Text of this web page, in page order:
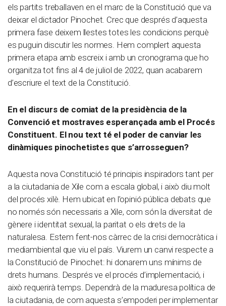
els partits treballaven en el marc de la Constitució que va
deixar el dictador Pinochet. Crec que després d’aquesta
primera fase deixem llestes totes les condicions perquè
es puguin discutir les normes. Hem complert aquesta
primera etapa amb escreix i amb un cronograma que ho
organitza tot fins al 4 de juliol de 2022, quan acabarem
d’escriure el text de la Constitució.
En el discurs de comiat de la presidència de la
Convenció et mostraves esperançada amb el Procés
Constituent. El nou text té el poder de canviar les
dinàmiques pinochetistes que s’arrosseguen?
Aquesta nova Constitució té principis inspiradors tant per
a la ciutadania de Xile com a escala global, i això diu molt
del procés xilè. Hem ubicat en l’opinió pública debats que
no només són necessaris a Xile, com són la diversitat de
gènere i identitat sexual, la paritat o els drets de la
naturalesa. Estem fent-nos càrrec de la crisi democràtica i
mediambiental que viu el país. Viurem un canvi respecte a
la Constitució de Pinochet: hi donarem uns mínims de
drets humans. Després ve el procés d’implementació, i
això requerirà temps. Dependrà de la maduresa política de
la ciutadania, de com aquesta s’empoderi per implementar